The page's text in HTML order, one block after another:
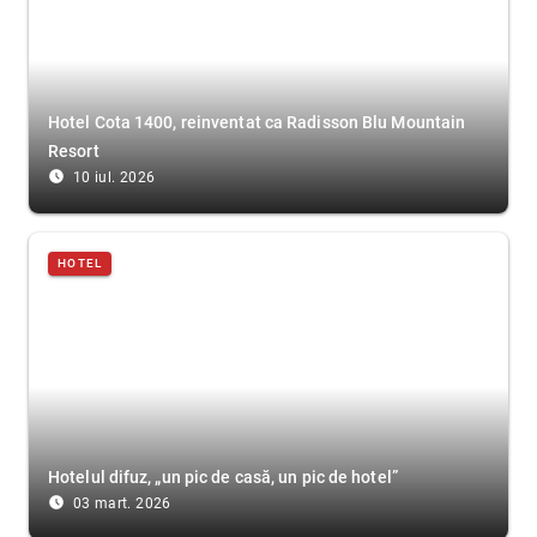
Hotel Cota 1400, reinventat ca Radisson Blu Mountain
Resort
access_time_filled 10 iul. 2026
HOTEL
Hotelul difuz, „un pic de casă, un pic de hotel”
access_time_filled 03 mart. 2026